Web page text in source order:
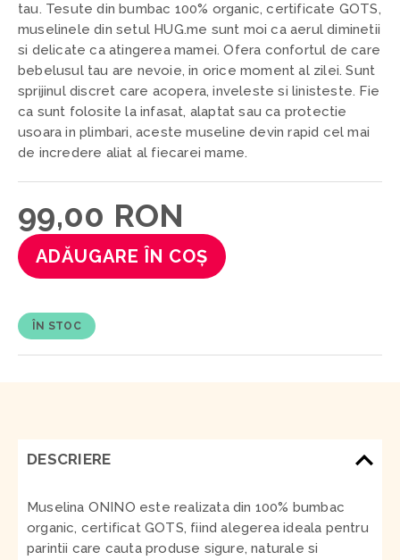
tau. Tesute din bumbac 100% organic, certificate GOTS,
muselinele din setul HUG.me sunt moi ca aerul diminetii
si delicate ca atingerea mamei. Ofera confortul de care
bebelusul tau are nevoie, in orice moment al zilei. Sunt
sprijinul discret care acopera, inveleste si linisteste. Fie
ca sunt folosite la infasat, alaptat sau ca protectie
usoara in plimbari, aceste museline devin rapid cel mai
de incredere aliat al fiecarei mame.
99,00 RON
ADĂUGARE ÎN COȘ
ÎN STOC
DESCRIERE
Muselina ONINO este realizata din 100% bumbac
organic, certificat GOTS, fiind alegerea ideala pentru
parintii care cauta produse sigure, naturale si